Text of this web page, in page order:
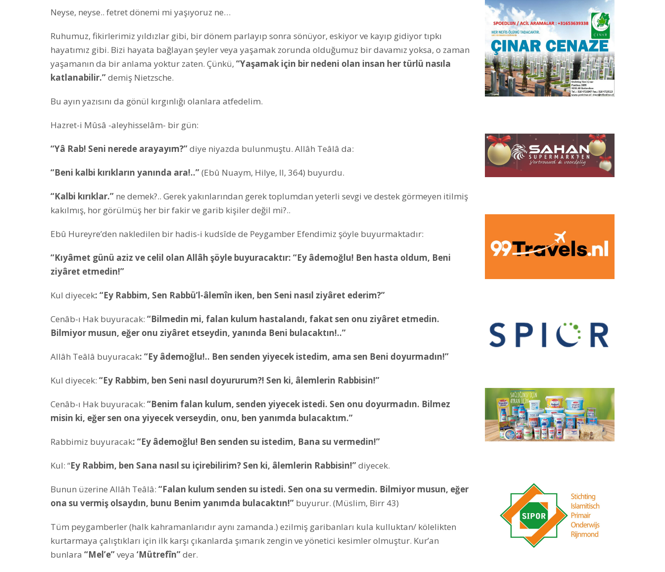
Neyse, neyse.. fetret dönemi mi yaşıyoruz ne…
Ruhumuz, fikirlerimiz yıldızlar gibi, bir dönem parlayıp sonra sönüyor, eskiyor ve kayıp gidiyor tıpkı
hayatımız gibi. Bizi hayata bağlayan şeyler veya yaşamak zorunda olduğumuz bir davamız yoksa, o zaman
yaşamanın da bir anlama yoktur zaten. Çünkü, “Yaşamak için bir nedeni olan insan her türlü nasıla
katlanabilir.”demiş Nietzsche.
Bu ayın yazısını da gönül kırgınlığı olanlara atfedelim.
Hazret-i Mûsâ -aleyhisselâm- bir gün:
“Yâ Rab! Seni nerede arayayım?”diye niyazda bulunmuştu. Allâh Teâlâ da:
“Beni kalbi kırıkların yanında ara!..”(Ebû Nuaym, Hilye, II, 364) buyurdu.
“Kalbi kırıklar.” ne demek?.. Gerek yakınlarından gerek toplumdan yeterli sevgi ve destek görmeyen itilmiş
kakılmış, hor görülmüş her bir fakir ve garib kişiler değil mi?..
Ebû Hureyre’den nakledilen bir hadis-i kudsîde de Peygamber Efendimiz şöyle buyurmaktadır:
“Kıyâmet günü aziz ve celil olan Allâh şöyle buyuracaktır: “Ey âdemoğlu! Ben hasta oldum, Beni
ziyâret etmedin!”
Kul diyecek: “Ey Rabbim, Sen Rabbü’l-âlemîn iken, ben Seni nasıl ziyâret ederim?”
Cenâb-ı Hak buyuracak: “Bilmedin mi, falan kulum hastalandı, fakat sen onu ziyâret etmedin.
Bilmiyor musun, eğer onu ziyâret etseydin, yanında Beni bulacaktın!..”
Allâh Teâlâ buyuracak: “Ey âdemoğlu!.. Ben senden yiyecek istedim, ama sen Beni doyurmadın!”
Kul diyecek: “Ey Rabbim, ben Seni nasıl doyururum?! Sen ki, âlemlerin Rabbisin!”
Cenâb-ı Hak buyuracak: “Benim falan kulum, senden yiyecek istedi. Sen onu doyurmadın. Bilmez
misin ki, eğer sen ona yiyecek verseydin, onu, ben yanımda bulacaktım.”
Rabbimiz buyuracak: “Ey âdemoğlu! Ben senden su istedim, Bana su vermedin!”
Kul: “Ey Rabbim, ben Sana nasıl su içirebilirim? Sen ki, âlemlerin Rabbisin!”diyecek.
Bunun üzerine Allâh Teâlâ: “Falan kulum senden su istedi. Sen ona su vermedin. Bilmiyor musun, eğer
ona su vermiş olsaydın, bunu Benim yanımda bulacaktın!” buyurur. (Müslim, Birr 43)
Tüm peygamberler (halk kahramanlarıdır aynı zamanda.) ezilmiş garibanları kula kulluktan/ kölelikten
kurtarmaya çalıştıkları için ilk karşı çıkanlarda şımarık zengin ve yönetici kesimler olmuştur. Kur’an
bunlara “Mel’e”veya ‘Mütrefîn”der.